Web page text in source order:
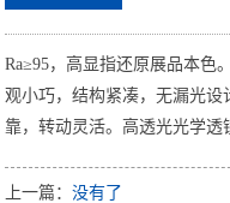
Ra≥95，高显指还原展品本色
观小巧，结构紧凑，无漏光设
靠，转动灵活。高透光光学透
上一篇：没有了